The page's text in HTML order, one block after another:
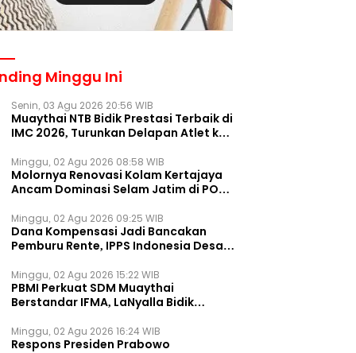
Minggu Ini
Senin, 03 Agu 2026 20:56 WIB
Muaythai NTB Bidik Prestasi Terbaik di
IMC 2026, Turunkan Delapan Atlet ke
Minggu, 02 Agu 2026 08:58 WIB
Molornya Renovasi Kolam Kertajaya
Ancam Dominasi Selam Jatim di PON
Minggu, 02 Agu 2026 09:25 WIB
Dana Kompensasi Jadi Bancakan
Pemburu Rente, IPPS Indonesia Desak
Permanen
Minggu, 02 Agu 2026 15:22 WIB
PBMI Perkuat SDM Muaythai
Berstandar IFMA, LaNyalla Bidik
Minggu, 02 Agu 2026 16:24 WIB
Respons Presiden Prabowo